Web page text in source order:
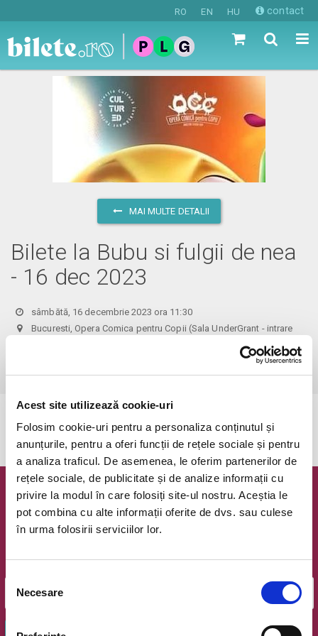
Acest site utilizează cookie-uri
Folosim cookie-uri pentru a personaliza conținutul și
anunțurile, pentru a oferi funcții de rețele sociale și pentru
a analiza traficul. De asemenea, le oferim partenerilor de
rețele sociale, de publicitate și de analize informații cu
privire la modul în care folosiți site-ul nostru. Aceștia le
pot combina cu alte informații oferite de dvs. sau culese
în urma folosirii serviciilor lor.
Selecția
consimțământului
Necesare
RO EN HU contact
MAI MULTE DETALII
Bilete la Bubu si fulgii de nea
- 16 dec 2023
sâmbătă, 16 decembrie 2023 ora 11:30
Bucuresti, Opera Comica pentru Copii (Sala UnderGrant - intrare
Newsletter @ Bilete.ro
Oferte exclusive si o editie saptamanala cu cele mai noi
OK